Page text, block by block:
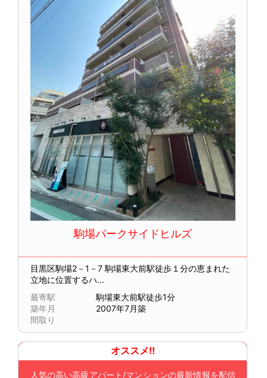
駒場パークサイドヒルズ
目黒区駒場2－1－7駒場東大前駅徒歩１分の恵まれた
立地に位置するハ...
最寄駅
駒場東大前駅徒歩1分
築年月
2007年7月築
間取り
オススメ!!
人気の高い高級アパート/マンションの最新情報を配信